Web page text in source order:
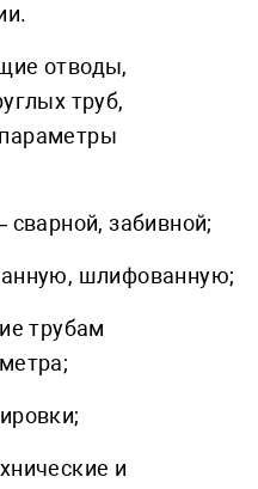
отводы,
труб,
забивной;
шлифованную;
трубам
и